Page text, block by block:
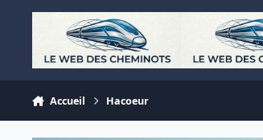
Aller au contenu
Accueil Hacoeur